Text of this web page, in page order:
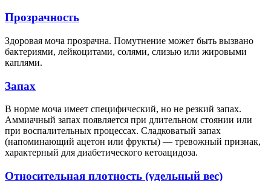
Прозрачность
Здоровая моча прозрачна. Помутнение может быть вызвано
бактериями, лейкоцитами, солями, слизью или жировыми
каплями.
Запах
В норме моча имеет специфический, но не резкий запах.
Аммиачный запах появляется при длительном стоянии или
при воспалительных процессах. Сладковатый запах
(напоминающий ацетон или фрукты) — тревожный признак,
характерный для диабетического кетоацидоза.
Относительная плотность (удельный вес)